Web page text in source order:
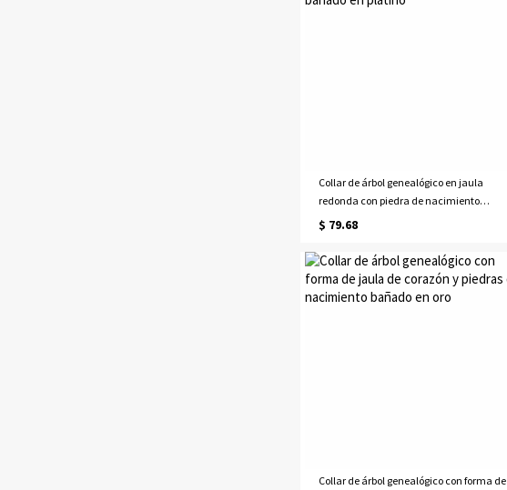
Collar de árbol genealógico en jaula
redonda con piedra de nacimiento
bañado en platino
$ 79.68
Collar de árbol genealógico con forma de